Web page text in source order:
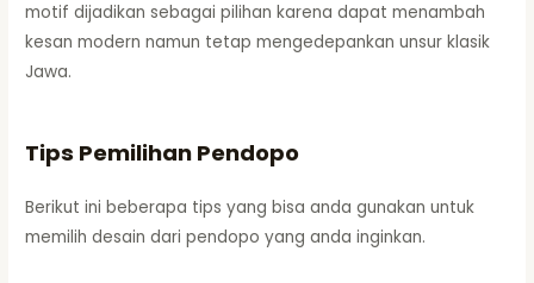
motif dijadikan sebagai pilihan karena dapat menambah
kesan modern namun tetap mengedepankan unsur klasik
Jawa.
Tips Pemilihan Pendopo
Berikut ini beberapa tips yang bisa anda gunakan untuk
memilih desain dari pendopo yang anda inginkan.